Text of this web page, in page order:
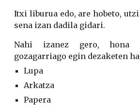
Itxi liburua edo, are hobeto,
sena izan dadila gidari.
Nahi izanez gero, hona
gozagarriago egin dezaketen
Lupa
Arkatza
Papera